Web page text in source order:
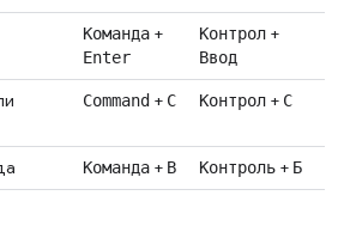
Команда +
Enter
Контрол +
Ввод
Command + C Контрол + С
Команда + B Контроль + Б